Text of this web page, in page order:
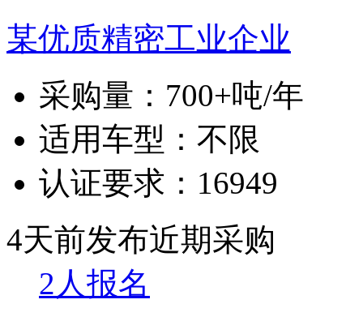
某优质精密工业企业
采购量： 700+吨/年
适用车型： 不限
认证要求： 16949
4天前发布近期采购
2人报名